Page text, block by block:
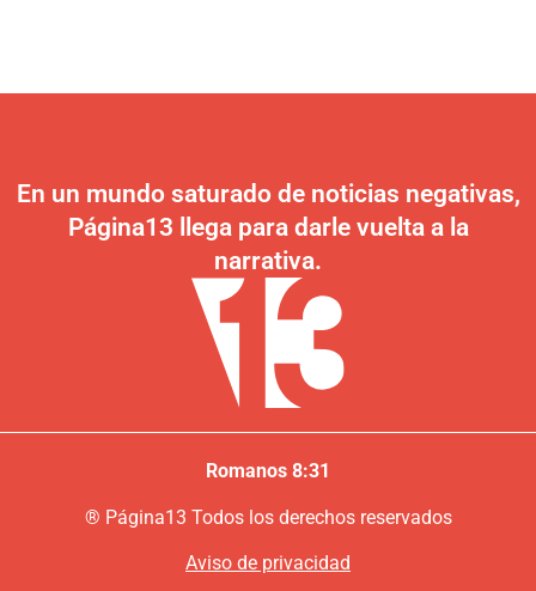
En un mundo saturado de noticias negativas,
Página13 llega para darle vuelta a la
narrativa.
Romanos 8:31
® Página13 Todos los derechos reservados
Aviso de privacidad